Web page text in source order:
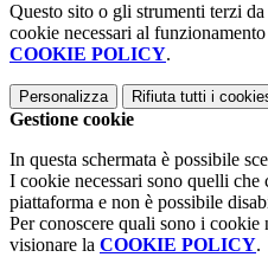
Questo sito o gli strumenti terzi
cookie necessari al
COOKIE POLICY.
Personalizza Rifiuta tutti i
Gestione cookie
In questa schermata è possibile
I cookie necessari sono quelli
piattaforma e non è possibile
Per conoscere quali sono i cookie
visionare la COOKIE POLICY.